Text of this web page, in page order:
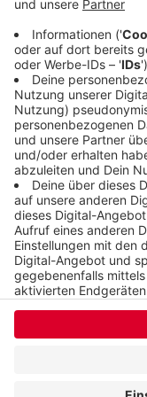
deswegen wird
gesperrt. Der
deswegen eine
Veröffentlicht:
Anzeige
Anzeige